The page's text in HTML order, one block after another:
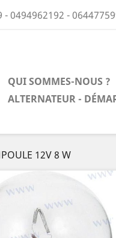
- 0494962192 -
QUI SOMMES-NOUS ?
ALTERNATEUR -
12V 8 W